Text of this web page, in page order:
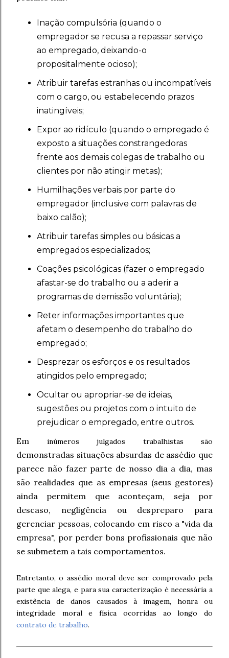
Inação compulsória (quando o
empregador se recusa a repassar serviço
ao empregado, deixando-o
propositalmente ocioso);
Atribuir tarefas estranhas ou incompatíveis
com o cargo, ou estabelecendo prazos
inatingíveis;
Expor ao ridículo (quando o empregado é
exposto a situações constrangedoras
frente aos demais colegas de trabalho ou
clientes por não atingir metas);
Humilhações verbais por parte do
empregador (inclusive com palavras de
baixo calão);
Atribuir tarefas simples ou básicas a
empregados especializados;
Coações psicológicas (fazer o empregado
afastar-se do trabalho ou a aderir a
programas de demissão voluntária);
Reter informações importantes que
afetam o desempenho do trabalho do
empregado;
Desprezar os esforços e os resultados
atingidos pelo empregado;
Ocultar ou apropriar-se de ideias,
sugestões ou projetos com o intuito de
prejudicar o empregado, entre outros.
Em inúmeros julgados trabalhistas são
demonstradas situações absurdas de assédio que
parece não fazer parte de nosso dia a dia, mas
são realidades que as empresas (seus gestores)
ainda permitem que aconteçam, seja por
descaso, negligência ou despreparo para
gerenciar pessoas, colocando em risco a "vida da
empresa", por perder bons profissionais que não
se submetem a tais comportamentos.
Entretanto, o assédio moral deve ser comprovado pela
parte que alega, e para sua caracterização é necessária a
existência de danos causados à imagem, honra ou
integridade moral e física ocorridas ao longo do
contrato de trabalho.